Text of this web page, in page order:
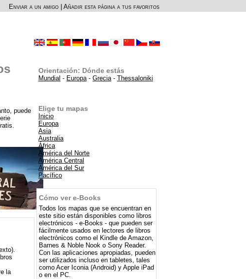
Enviar a un amigo Añadir esta página a tus favoritos
puede
la
Orientación: Dónde estás
Mundial - Europa- Grecia- Thessaloniki
Elige tu mapas
Inicio
Europa
Asia
Australia
África
América del Norte
América Central
América del Sur
Pacífico
Cómo ver e-Books
Todos los mapas que se encuentran en
este sitio están disponibles como libros
electrónicos - e-Books - que pueden ser
fácilmente usados ​​en lectores de libros
electrónicos como el Kindle de Amazon,
Barnes & Noble Nook o Sony Reader.
Con las aplicaciones apropiadas, pueden
ser utilizados incluso en tabletes, tales
como Acer Iconia (Android) y Apple iPad
o en el PC.